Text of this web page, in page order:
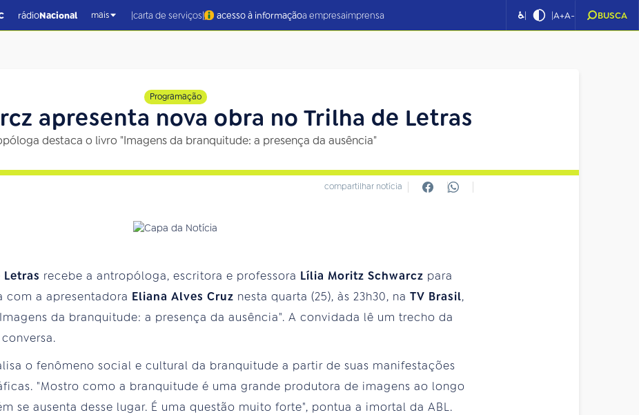
rádioNacional mais |carta de serviços| acesso à informaçãoa empresaimprensa ♿| |A+A- BUSCA
Programação
apresenta nova obra no Trilha de Letras
destaca o livro "Imagens da branquitude: a presença da ausência"
compartilhar notícia
recebe a antropóloga, escritora e professora Lília Moritz Schwarcz para
com a apresentadora Eliana Alves Cruz nesta quarta (25), às 23h30, na TV Brasil,
da branquitude: a presença da ausência". A convidada lê um trecho da
o fenômeno social e cultural da branquitude a partir de suas manifestações
"Mostro como a branquitude é uma grande produtora de imagens ao longo
se ausenta desse lugar. É uma questão muito forte", pontua a imortal da ABL.